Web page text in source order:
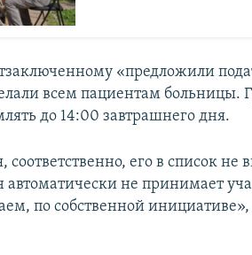
«предложили
всем пациентам больницы.
до 14:00 завтрашнего дня.
соответственно, его в список
автоматически не принимает
по собственной инициативе»,